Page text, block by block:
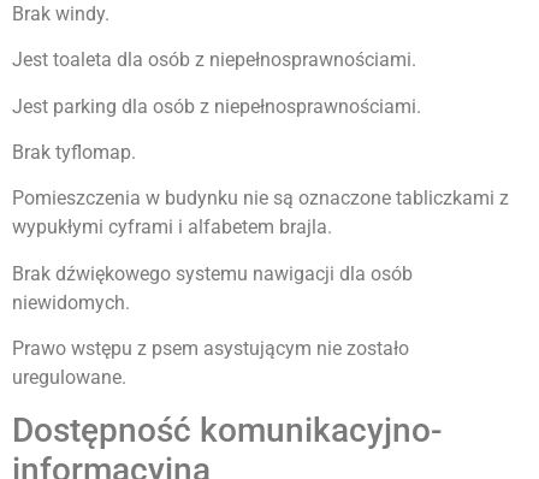
Brak windy.
Jest toaleta dla osób z niepełnosprawnościami.
Jest parking dla osób z niepełnosprawnościami.
Brak tyflomap.
Pomieszczenia w budynku nie są oznaczone tabliczkami z
wypukłymi cyframi i alfabetem brajla.
Brak dźwiękowego systemu nawigacji dla osób
niewidomych.
Prawo wstępu z psem asystującym nie zostało
uregulowane.
Dostępność komunikacyjno-
informacyjna